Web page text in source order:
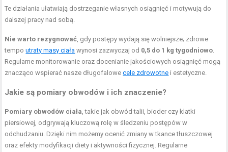
Te działania ułatwiają dostrzeganie własnych osiągnięć i motywują do
dalszej pracy nad sobą.
Nie warto rezygnować, gdy postępy wydają się wolniejsze; zdrowe
tempoutraty masy ciała wynosi zazwyczaj od 0,5 do 1 kg tygodniowo.
Regularne monitorowanie oraz docenianie jakościowych osiągnięć mogą
znacząco wspierać nasze długofalowecele zdrowotne i estetyczne.
Jakie są pomiary obwodów i ich znaczenie?
Pomiary obwodów ciała, takie jak obwód talii, bioder czy klatki
piersiowej, odgrywają kluczową rolę w śledzeniu postępów w
odchudzaniu. Dzięki nim możemy ocenić zmiany w tkance tłuszczowej
oraz efekty modyfikacji diety i aktywności fizycznej. Regularne